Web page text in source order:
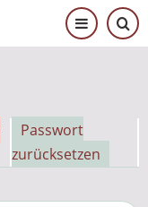
Passwort
zurücksetzen